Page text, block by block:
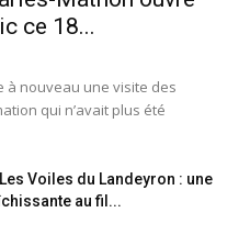
ce 18...
à nouveau une visite des
qui n’avait plus été
Voiles du Landeyron : une
au fil...